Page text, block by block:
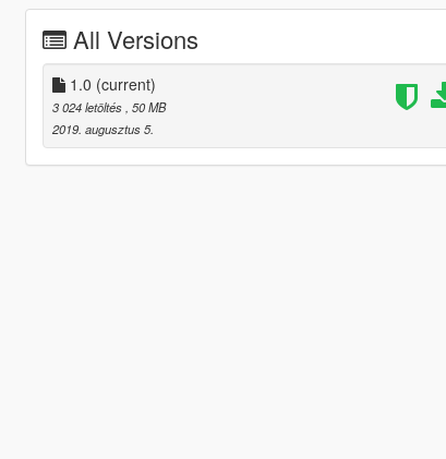
All Versions
1.0 (current)
3 024 letöltés , 50 MB
2019. augusztus 5.